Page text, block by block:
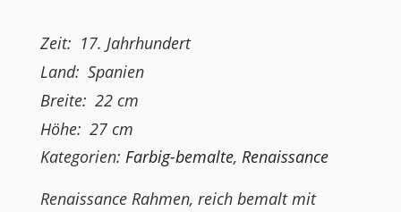
Zeit: 17. Jahrhundert
Land: Spanien
Breite: 22cm
Höhe: 27cm
Kategorien: Farbig-bemalte, Renaissance
Renaissance Rahmen, reich bemalt mit